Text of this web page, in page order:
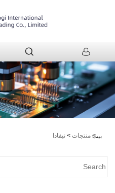
بيت
> منتجات > نيفادا